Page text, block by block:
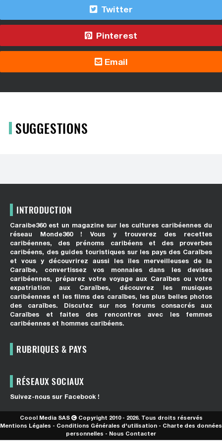
Twitter
Pinterest
Email
SUGGESTIONS
INTRODUCTION
Caraibe360 est un magazine sur les cultures caribéennes du
réseau Monde360 ! Vous y trouverez des recettes
caribéennes, des prénoms caribéens et des proverbes
caribéens, des guides touristiques sur les pays des Caraïbes
et vous y découvrirez aussi les îles merveilleuses de la
Caraïbe, convertissez vos monnaies dans les devises
caribéennes, préparez votre voyage aux Caraïbes ou votre
expatriation aux Caraïbes, découvrez les musiques
caribéennes et les films des caraïbes, les plus belles photos
des caraïbes. Discutez sur nos forums consacrés aux
Caraïbes et faites des rencontres avec les femmes
caribéennes et hommes caribéens.
RUBRIQUES & PAYS
RÉSEAUX SOCIAUX
Suivez-nous sur Facebook !
Coool Media SAS
Copyright 2010 - 2026. Tous droits réservés
Mentions Légales - Conditions Générales d'utilisation - Charte des données
personnelles - Nous Contacter